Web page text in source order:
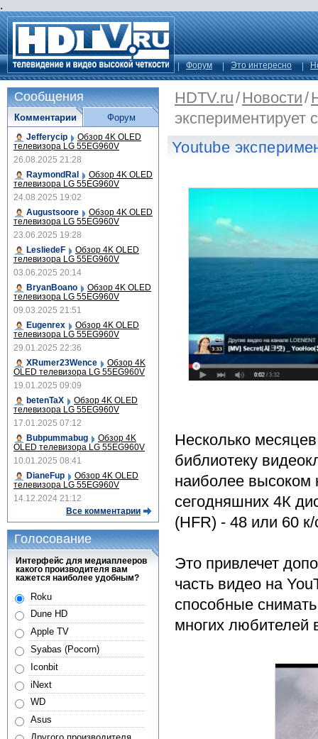
.
Форум Это интересно
HDTV.ru/Новости/
экспериментирует
Youtube
Несколько
библиотеку
наиболее высоком
сегодняшних 4К
(HFR) - 48 или 60 к/
Это привлечет
часть видео на
способные
многих любителей
Сообщения
Комментарии
Jefferycip Обзор 4K OLED
телевизора LG 55EG960V
26.08.2025 21:28
RaymondRal
Обзор 4K OLED
телевизора LG 55EG960V
24.08.2025 19:02
Augustsoore
Обзор 4K OLED
телевизора LG 55EG960V
23.06.2025 19:28
LesliedeF
Обзор 4K OLED
телевизора LG 55EG960V
03.06.2025 20:14
BryanBoano
Обзор 4K OLED
телевизора LG 55EG960V
09.03.2025 21:51
Eugenrex
Обзор 4K OLED
телевизора LG 55EG960V
29.01.2025 22:36
XRumer23Wence
Обзор 4K
OLED телевизора LG 55EG960V
19.01.2025 09:09
betenTaX
Обзор 4K OLED
телевизора LG 55EG960V
17.01.2025 07:12
Bubpummabug
Обзор 4K
OLED телевизора LG 55EG960V
10.01.2025 08:41
DianeFup
Обзор 4K OLED
телевизора LG 55EG960V
14.12.2024 21:12
Все комментарии
Форум
Голосование
Интерфейс для медиаплееров
какого производителя вам
кажется наиболее удобным?
Roku
Dune HD
Apple TV
Syabas (Pocorn)
Iconbit
iNext
WD
Asus